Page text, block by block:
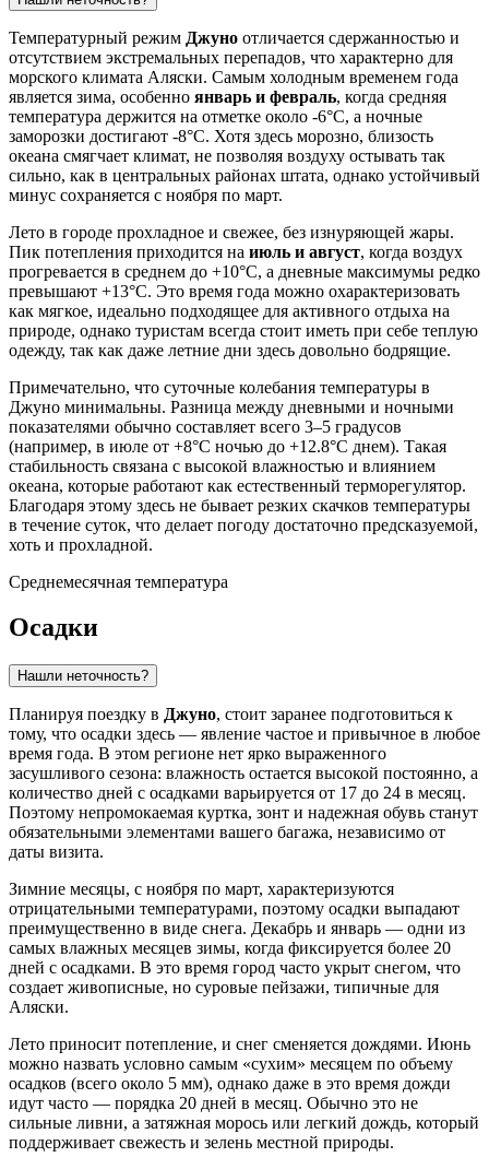
Температурный режим Джуно отличается сдержанностью и
отсутствием экстремальных перепадов, что характерно для
морского климата Аляски. Самым холодным временем года
является зима, особенно январь и февраль, когда средняя
температура держится на отметке около -6°C, а ночные
заморозки достигают -8°C. Хотя здесь морозно, близость
океана смягчает климат, не позволяя воздуху остывать так
сильно, как в центральных районах штата, однако устойчивый
минус сохраняется с ноября по март.
Лето в городе прохладное и свежее, без изнуряющей жары.
Пик потепления приходится на июль и август, когда воздух
прогревается в среднем до +10°C, а дневные максимумы редко
превышают +13°C. Это время года можно охарактеризовать
как мягкое, идеально подходящее для активного отдыха на
природе, однако туристам всегда стоит иметь при себе теплую
одежду, так как даже летние дни здесь довольно бодрящие.
Примечательно, что суточные колебания температуры в
Джуно минимальны. Разница между дневными и ночными
показателями обычно составляет всего 3–5 градусов
(например, в июле от +8°C ночью до +12.8°C днем). Такая
стабильность связана с высокой влажностью и влиянием
океана, которые работают как естественный терморегулятор.
Благодаря этому здесь не бывает резких скачков температуры
в течение суток, что делает погоду достаточно предсказуемой,
хоть и прохладной.
Среднемесячная температура
Осадки
Нашли неточность?
Планируя поездку в Джуно, стоит заранее подготовиться к
тому, что осадки здесь — явление частое и привычное в любое
время года. В этом регионе нет ярко выраженного
засушливого сезона: влажность остается высокой постоянно, а
количество дней с осадками варьируется от 17 до 24 в месяц.
Поэтому непромокаемая куртка, зонт и надежная обувь станут
обязательными элементами вашего багажа, независимо от
даты визита.
Зимние месяцы, с ноября по март, характеризуются
отрицательными температурами, поэтому осадки выпадают
преимущественно в виде снега. Декабрь и январь — одни из
самых влажных месяцев зимы, когда фиксируется более 20
дней с осадками. В это время город часто укрыт снегом, что
создает живописные, но суровые пейзажи, типичные для
Аляски.
Лето приносит потепление, и снег сменяется дождями. Июнь
можно назвать условно самым «сухим» месяцем по объему
осадков (всего около 5 мм), однако даже в это время дожди
идут часто — порядка 20 дней в месяц. Обычно это не
сильные ливни, а затяжная морось или легкий дождь, который
поддерживает свежесть и зелень местной природы.